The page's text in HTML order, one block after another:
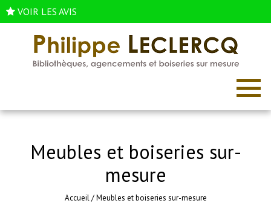
VOIR LES AVIS
Meubles et boiseries sur-
mesure
Accueil/Meubles et boiseries sur-mesure